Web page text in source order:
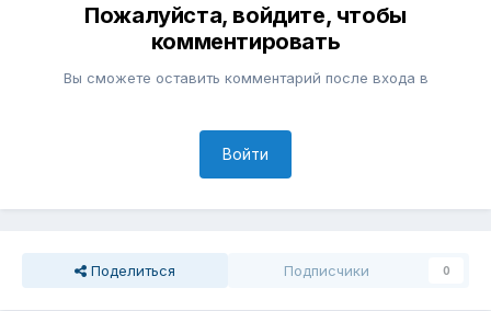
Пожалуйста, войдите, чтобы
комментировать
Вы сможете оставить комментарий после входа в
Войти
Поделиться Подписчики 0